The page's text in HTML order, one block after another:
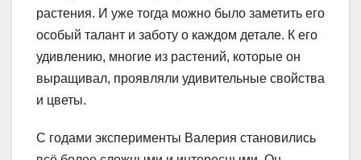
растения. И уже тогда можно было заметить его
особый талант и заботу о каждом детале. К его
удивлению, многие из растений, которые он
выращивал, проявляли удивительные свойства
и цветы.
С годами эксперименты Валерия становились